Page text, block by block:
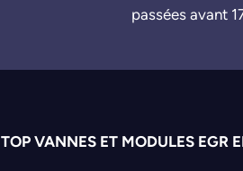
passées avant
TOP VANNES ET MODULES EGR